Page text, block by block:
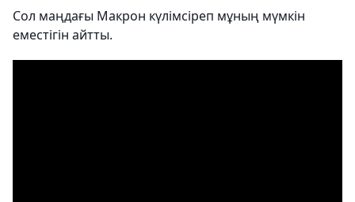
Сол маңдағы Макрон күлімсіреп мұның мүмкін
еместігін айтты.